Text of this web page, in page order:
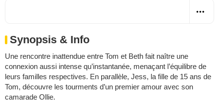
Synopsis & Info
Une rencontre inattendue entre Tom et Beth fait naître une
connexion aussi intense qu’instantanée, menaçant l’équilibre de
leurs familles respectives. En parallèle, Jess, la fille de 15 ans de
Tom, découvre les tourments d’un premier amour avec son
camarade Ollie.